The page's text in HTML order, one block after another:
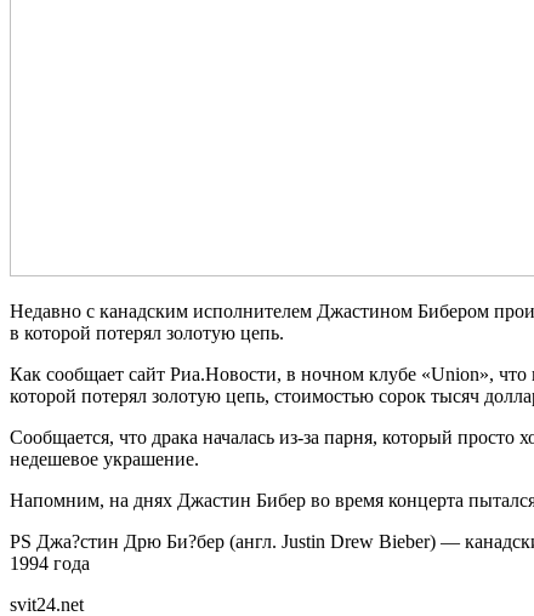
Недавно с канадским исполнителем Джастином Бибером
в которой потерял золотую цепь.
Как сообщает сайт Риа.Новости, в ночном клубе «Union»,
которой потерял золотую цепь, стоимостью сорок тысяч
Сообщается, что драка началась из-за парня, который
недешевое украшение.
Напомним, на днях Джастин Бибер во время концерта
PS Джа?стин Дрю Би?бер (англ. Justin Drew Bieber) —
1994 года
svit24.net